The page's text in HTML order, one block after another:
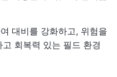
대비를 강화하고, 위험을
회복력 있는 필드 환경